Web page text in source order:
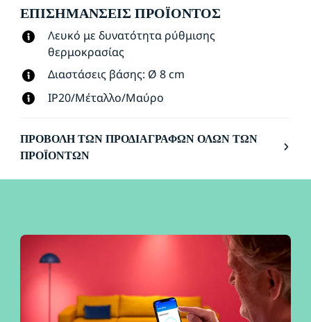
έλεγχο.
ΕΠΙΣΗΜΆΝΣΕΙΣ ΠΡΟΪΌΝΤΟΣ
Λευκό με δυνατότητα ρύθμισης
θερμοκρασίας
Διαστάσεις βάσης: Ø 8 cm
IP20/Μέταλλο/Μαύρο
ΠΡΟΒΟΛΉ ΤΩΝ ΠΡΟΔΙΑΓΡΑΦΏΝ ΌΛΩΝ ΤΩΝ
ΠΡΟΪΌΝΤΩΝ